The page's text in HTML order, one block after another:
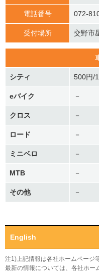
電話番号 072-
受付場所 交野市
シティ 500円/
eバイク －
クロス －
ロード －
ミニベロ －
MTB －
その他 －
English
注1)上記情報は各社ホームページ
最新の情報については、各社ホー